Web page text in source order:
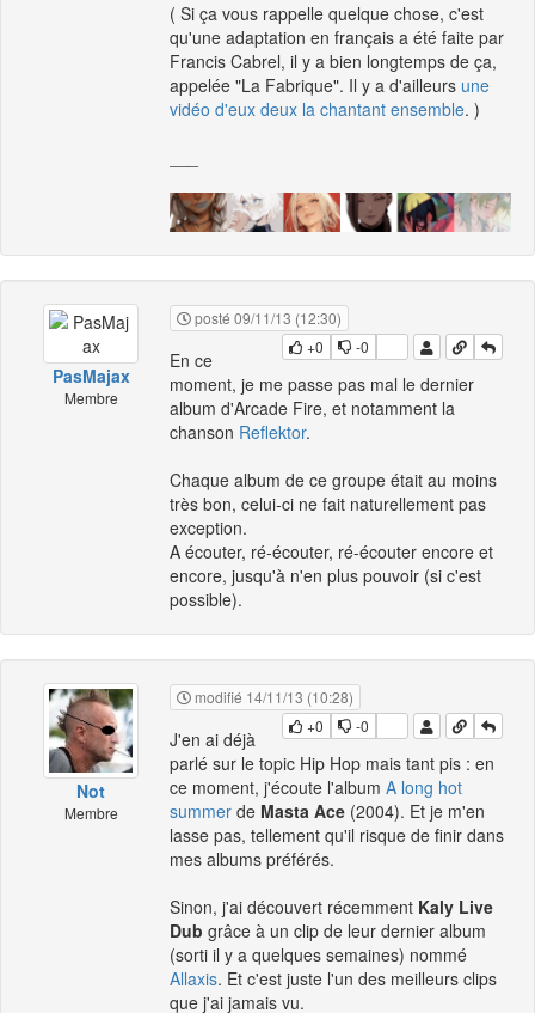
( Si ça vous rappelle quelque chose, c'est
qu'une adaptation en français a été faite par
Francis Cabrel, il y a bien longtemps de ça,
appelée "La Fabrique". Il y a d'ailleurs une
vidéo d'eux deux la chantant ensemble. )
PasMajax
Membre
posté 09/11/13 (12:30)
+0
-0
En ce
moment, je me passe pas mal le dernier
album d'Arcade Fire, et notamment la
chanson Reflektor.
Chaque album de ce groupe était au moins
très bon, celui-ci ne fait naturellement pas
exception.
A écouter, ré-écouter, ré-écouter encore et
encore, jusqu'à n'en plus pouvoir (si c'est
possible).
Not
Membre
modifié 14/11/13 (10:28)
+0
-0
J'en ai déjà
parlé sur le topic Hip Hop mais tant pis : en
ce moment, j'écoute l'album A long hot
summer de Masta Ace (2004). Et je m'en
lasse pas, tellement qu'il risque de finir dans
mes albums préférés.
Sinon, j'ai découvert récemment Kaly Live
Dub grâce à un clip de leur dernier album
(sorti il y a quelques semaines) nommé
Allaxis. Et c'est juste l'un des meilleurs clips
que j'ai jamais vu.